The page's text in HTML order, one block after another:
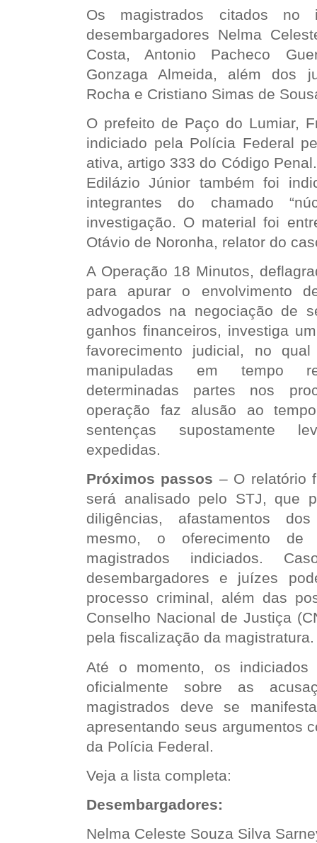
Os magistrados citados no
desembargadores Nelma
Costa, Antonio Pacheco
Gonzaga Almeida, além dos
Rocha e Cristiano Simas de
O prefeito de Paço do Lumiar,
indiciado pela Polícia Federal
ativa, artigo 333 do Código
Edilázio Júnior também foi
integrantes do chamado
investigação. O material foi
Otávio de Noronha, relator do
A Operação 18 Minutos,
para apurar o envolvimento
advogados na negociação de
ganhos financeiros, investiga
favorecimento judicial, no
manipuladas em tempo
determinadas partes nos
operação faz alusão ao
sentenças supostamente
expedidas.
Próximos passos – O relatório
será analisado pelo STJ, que
diligências, afastamentos
mesmo, o oferecimento de
magistrados indiciados.
desembargadores e juízes
processo criminal, além das
Conselho Nacional de Justiça
pela fiscalização da magistratura.
Até o momento, os indiciados
oficialmente sobre as
magistrados deve se
apresentando seus argumentos
da Polícia Federal.
Veja a lista completa:
Desembargadores:
Nelma Celeste Souza Silva